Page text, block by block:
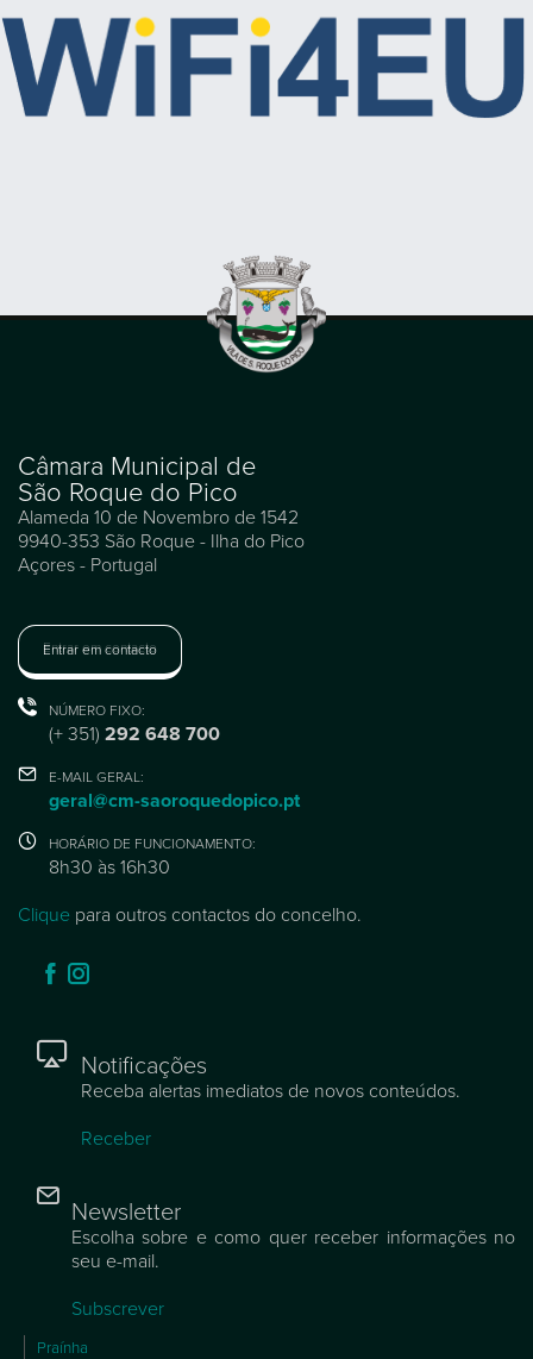
Câmara Municipal de
São Roque do Pico
Alameda 10 de Novembro de 1542
9940-353 São Roque - Ilha do Pico
Açores - Portugal
Entrar em contacto
NÚMERO FIXO:
(+ 351) 292 648 700
E-MAIL GERAL:
geral@cm-saoroquedopico.pt
HORÁRIO DE FUNCIONAMENTO:
8h30 às 16h30
Clique para outros contactos do concelho.
Notificações
Receba alertas imediatos de novos conteúdos.
Receber
Newsletter
Escolha sobre e como quer receber informações no
seu e-mail.
Subscrever
Praínha